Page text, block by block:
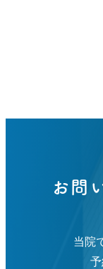
お問
当院